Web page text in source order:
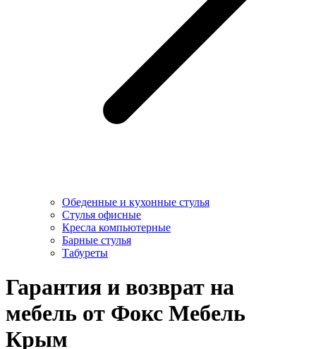
Обеденные и кухонные стулья
Стулья офисные
Кресла компьютерные
Барные стулья
Табуреты
Гарантия и возврат на
мебель от Фокс Мебель
Крым